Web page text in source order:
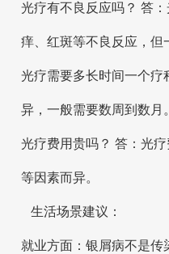
光疗有不良反应吗？ 答
痒、红斑等不良反应，但
光疗需要多长时间一个疗
异，一般需要数周到数月。
光疗费用贵吗？ 答：光
等因素而异。
生活场景建议：
就业方面：银屑病不是传